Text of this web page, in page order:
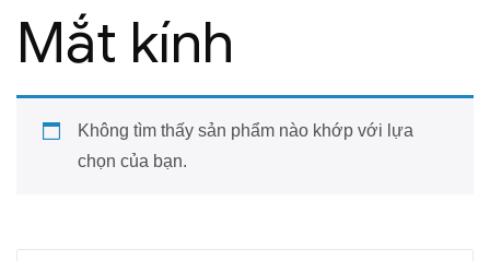
Mắt kính
Không tìm thấy sản phẩm nào khớp với lựa
chọn của bạn.